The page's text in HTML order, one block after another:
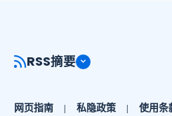
RSS摘要
网页指南 私隐政策 使用条